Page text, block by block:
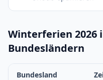
Winterferien 2026
Bundesländern
Bundesland